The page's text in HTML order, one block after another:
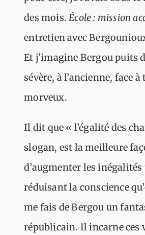
des mois.École : mission
entretien avec
Et j’imagine Bergou puits
sévère, à l’ancienne, face
morveux.
Il dit que « l’égalité des
slogan, est la meilleure
d’augmenter les
réduisant la conscience
me fais de Bergou un
républicain. Il incarne ces